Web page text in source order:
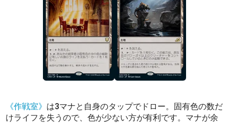
《作戦室》 は3マナと自身のタップでドロー。固有色の数だ
けライフを失うので、色が少ない方が有利です。マナが余